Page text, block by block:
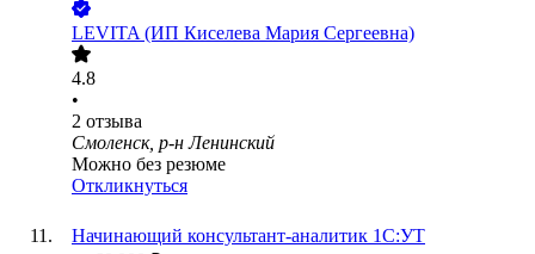
LEVITA (ИП Киселева Мария Сергеевна)
4.8
•
2 отзыва
Смоленск, р-н Ленинский
Можно без резюме
Откликнуться
Начинающий консультант-аналитик 1С:УТ